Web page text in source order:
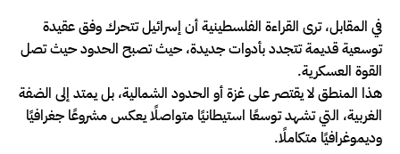
في المقابل، ترى القراءة الفلسطينية أن إسرائيل تتحرك وفق عقيدة
توسعية قديمة تتجدد بأدوات جديدة، حيث تصبح الحدود حيث تصل
القوة العسكرية.
هذا المنطق لا يقتصر على غزة أو الحدود الشمالية، بل يمتد إلى الضفة
الغربية، التي تشهد توسعًا استيطانيًا متواصلًا يعكس مشروعًا جغرافيًا
وديموغرافيًا متكاملًا.